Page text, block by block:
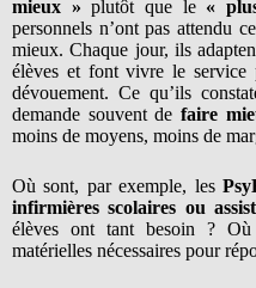
mieux » plutôt que le «
personnels n’ont pas attendu
mieux. Chaque jour, ils
élèves et font vivre le service
dévouement. Ce qu’ils
demande souvent defaire
moins de moyens, moins de
Où sont, par exemple, les
infirmières scolaires ou
élèves ont tant besoin ? Où
matérielles nécessaires pour